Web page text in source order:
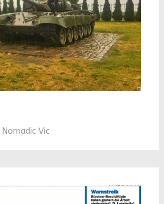
Nomadic Vic